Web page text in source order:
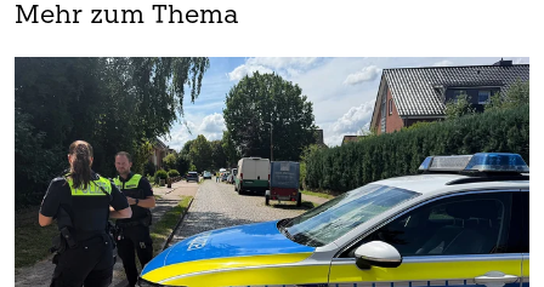
Mehr zum Thema